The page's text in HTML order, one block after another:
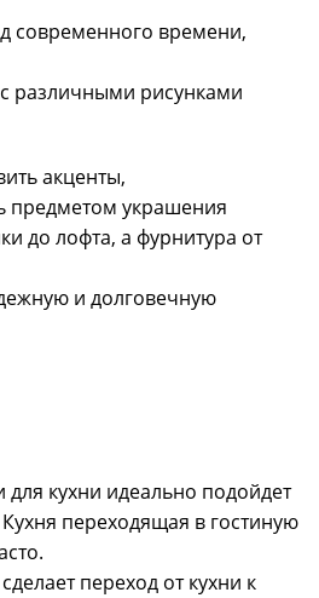
современного времени,
различными рисунками
акценты,
предметом украшения
до лофта, а фурнитура от
и долговечную
кухни идеально подойдет
переходящая в гостиную
переход от кухни к